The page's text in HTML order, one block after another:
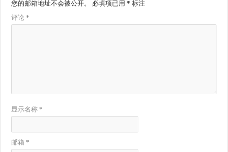
您的邮箱地址不会被公开。 必填项已用* 标注
评论*
显示名称*
邮箱*